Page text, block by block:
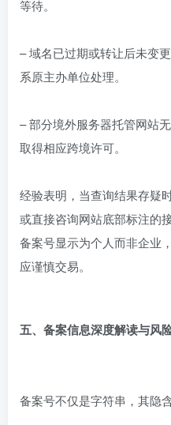
等待。
– 域名已过期或转让后未变
系原主办单位处理。
– 部分境外服务器托管网站
取得相应跨境许可。
经验表明，当查询结果存疑
或直接咨询网站底部标注的
备案号显示为个人而非企业
应谨慎交易。
五、备案信息深度解读与风
备案号不仅是字符串，其隐